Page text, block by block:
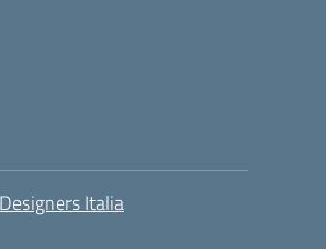
Italia